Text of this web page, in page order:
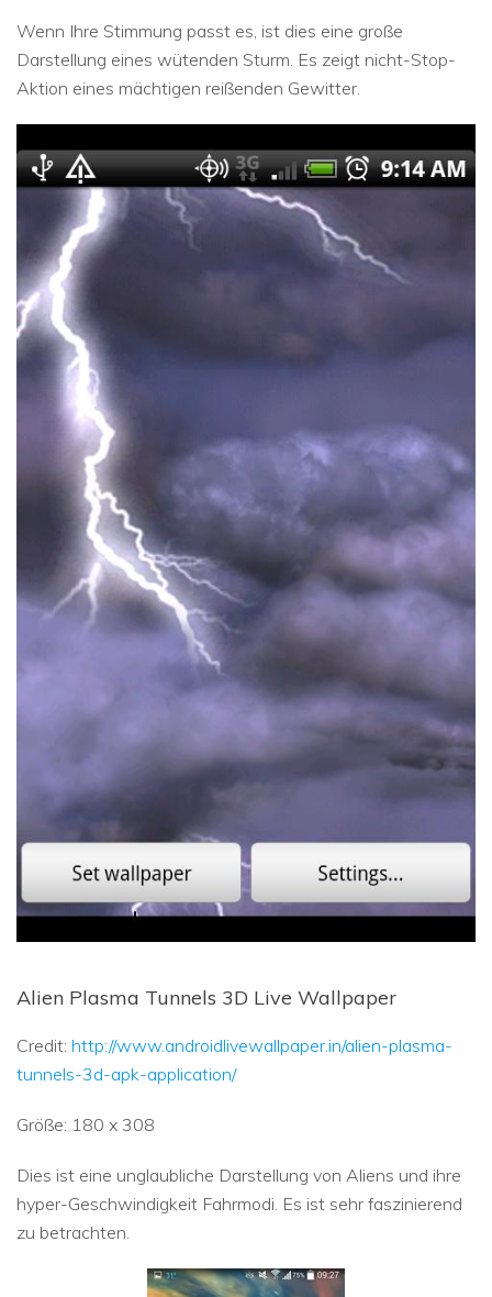
Wenn Ihre Stimmung passt es, ist dies eine große
Darstellung eines wütenden Sturm. Es zeigt nicht-Stop-
Aktion eines mächtigen reißenden Gewitter.
Alien Plasma Tunnels 3D Live Wallpaper
Credit: http://www.androidlivewallpaper.in/alien-plasma-
tunnels-3d-apk-application/
Größe: 180 x 308
Dies ist eine unglaubliche Darstellung von Aliens und ihre
hyper-Geschwindigkeit Fahrmodi. Es ist sehr faszinierend
zu betrachten.